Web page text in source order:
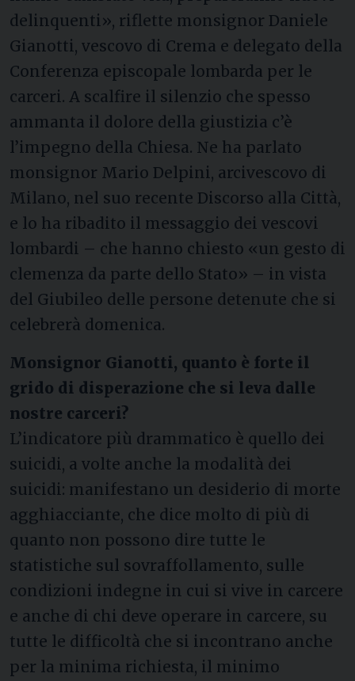
delinquenti», riflette monsignor Daniele
Gianotti, vescovo di Crema e delegato della
Conferenza episcopale lombarda per le
carceri. A scalfire il silenzio che spesso
ammanta il dolore della giustizia c’è
l’impegno della Chiesa. Ne ha parlato
monsignor Mario Delpini, arcivescovo di
Milano, nel suo recente Discorso alla Città,
e lo ha ribadito il messaggio dei vescovi
lombardi – che hanno chiesto «un gesto di
clemenza da parte dello Stato» – in vista
del Giubileo delle persone detenute che si
celebrerà domenica.
Monsignor Gianotti, quanto è forte il
grido di disperazione che si leva dalle
nostre carceri?
L’indicatore più drammatico è quello dei
suicidi, a volte anche la modalità dei
suicidi: manifestano un desiderio di morte
agghiacciante, che dice molto di più di
quanto non possono dire tutte le
statistiche sul sovraffollamento, sulle
condizioni indegne in cui si vive in carcere
e anche di chi deve operare in carcere, su
tutte le difficoltà che si incontrano anche
per la minima richiesta, il minimo